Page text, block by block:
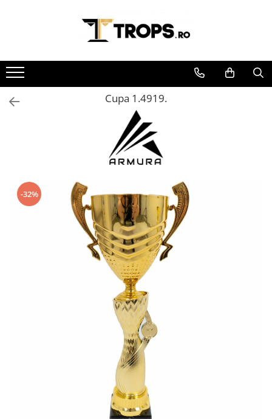
Sporturi
Arte Martiale
Atletism
Fotbal
Cupa 1.4919.
-32%